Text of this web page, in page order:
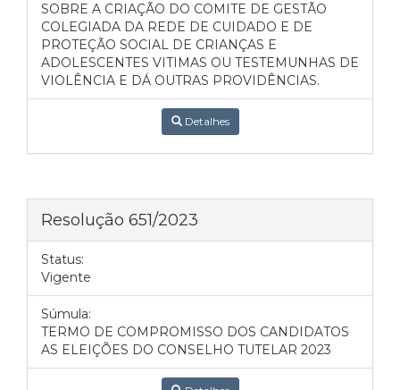
SOBRE A CRIAÇÃO DO COMITE DE GESTÃO
COLEGIADA DA REDE DE CUIDADO E DE
PROTEÇÃO SOCIAL DE CRIANÇAS E
ADOLESCENTES VITIMAS OU TESTEMUNHAS DE
VIOLÊNCIA E DÁ OUTRAS PROVIDÊNCIAS.
Detalhes
Resolução 651/2023
Status:
Vigente
Súmula:
TERMO DE COMPROMISSO DOS CANDIDATOS
AS ELEIÇÕES DO CONSELHO TUTELAR 2023